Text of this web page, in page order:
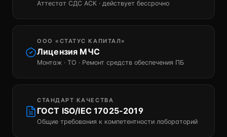
Аттестат СДС АСК · действует бессрочно
ООО «СТАТУС КАПИТАЛ»
Лицензия МЧС
Монтаж · ТО · Ремонт средств обеспечения ПБ
СТАНДАРТ КАЧЕСТВА
ГОСТ ISO/IEC 17025-2019
Общие требования к компетентности лабораторий